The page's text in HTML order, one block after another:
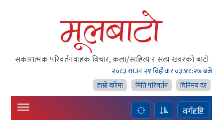
सकारात्मक परिवर्तनवाहक विचार, कला/साहित्य र सत्य खवरको बाटाे
२०८३ साउन २१ बिहीवार०३:४८:२८ बजे
हाम्राे बारेमा
मिति परिवर्तन विनिमय दर
वर्गदृष्टि